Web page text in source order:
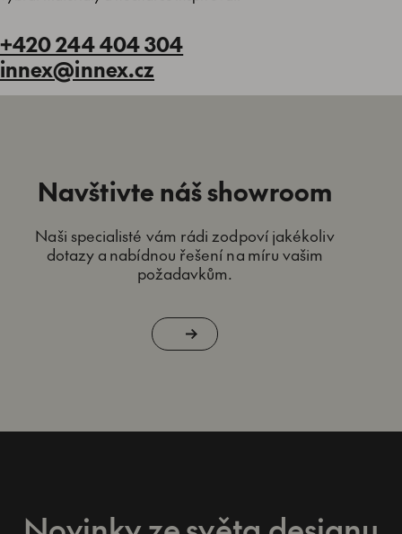
+420 244 404 304
innex@innex.cz
Navštivte náš showroom
Naši specialisté vám rádi zodpoví jakékoliv
dotazy a nabídnou řešení na míru vašim
požadavkům.